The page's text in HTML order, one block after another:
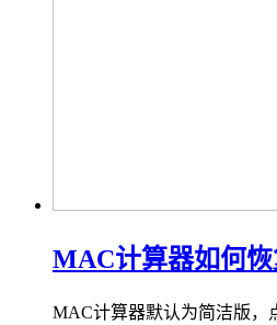
MAC计算器如何
MAC计算器默认为简洁版，